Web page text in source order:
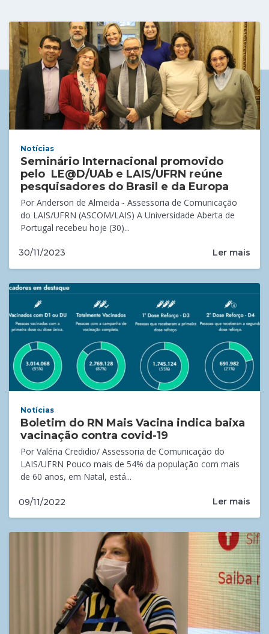
Notícias
Seminário Internacional promovido
pelo LE@D/UAb e LAIS/UFRN reúne
pesquisadores do Brasil e da Europa
Por Anderson de Almeida - Assessoria de Comunicação
do LAIS/UFRN (ASCOM/LAIS) A Universidade Aberta de
Portugal recebeu hoje (30)...
30/11/2023 Ler mais
Notícias
Boletim do RN Mais Vacina indica baixa
vacinação contra covid-19
Por Valéria Credidio/ Assessoria de Comunicação do
LAIS/UFRN Pouco mais de 54% da população com mais
de 60 anos, em Natal, está...
09/11/2022 Ler mais